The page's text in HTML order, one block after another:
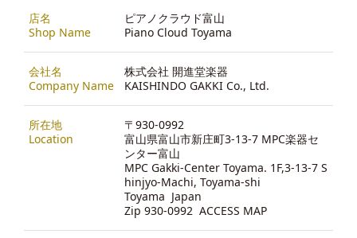
店名
Shop Name
ピアノクラウド富山
Piano Cloud Toyama
会社名
Company Name
株式会社 開進堂楽器
KAISHINDO GAKKI Co., Ltd.
所在地
Location
〒930-0992
富山県富山市新庄町3-13-7 MPC楽器セ
ンター富山
MPC Gakki-Center Toyama. 1F,3-13-7 S
hinjyo-Machi, Toyama-shi
Toyama Japan
Zip 930-0992 ACCESS MAP